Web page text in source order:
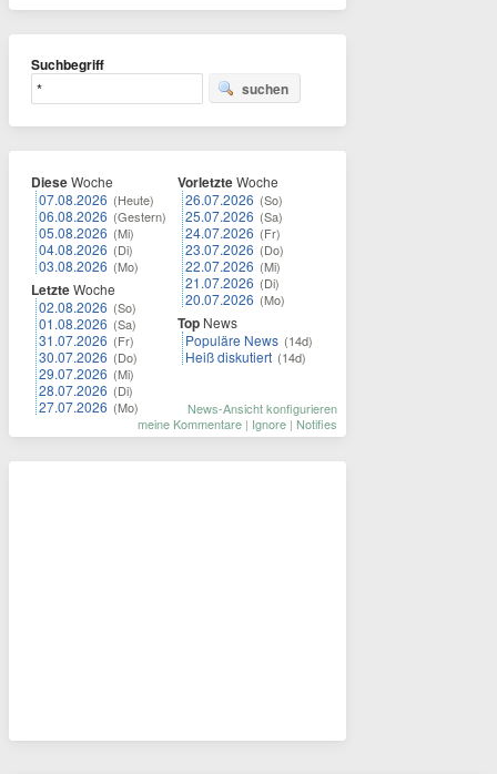
Suchbegriff
suchen
DieseWoche
07.08.2026 (Heute)
06.08.2026 (Gestern)
05.08.2026 (Mi)
04.08.2026 (Di)
03.08.2026 (Mo)
LetzteWoche
02.08.2026 (So)
01.08.2026 (Sa)
31.07.2026 (Fr)
30.07.2026 (Do)
29.07.2026 (Mi)
28.07.2026 (Di)
27.07.2026 (Mo)
VorletzteWoche
26.07.2026 (So)
25.07.2026 (Sa)
24.07.2026 (Fr)
23.07.2026 (Do)
22.07.2026 (Mi)
21.07.2026 (Di)
20.07.2026 (Mo)
Top News
Populäre News (14d)
Heiß diskutiert (14d)
News-Ansicht konfigurieren
meine Kommentare | Ignore | Notifies